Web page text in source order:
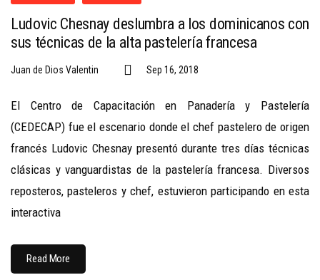
Ludovic Chesnay deslumbra a los dominicanos con
sus técnicas de la alta pastelería francesa
Juan de Dios Valentin Sep 16, 2018
El Centro de Capacitación en Panadería y Pastelería
(CEDECAP) fue el escenario donde el chef pastelero de origen
francés Ludovic Chesnay presentó durante tres días técnicas
clásicas y vanguardistas de la pastelería francesa. Diversos
reposteros, pasteleros y chef, estuvieron participando en esta
interactiva
Read More